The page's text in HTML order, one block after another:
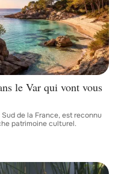
le Var qui vont vous
de la France, est reconnu
patrimoine culturel.